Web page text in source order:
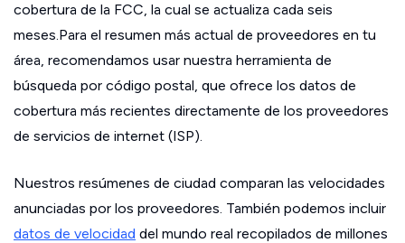
cobertura de la FCC, la cual se actualiza cada seis
meses.Para el resumen más actual de proveedores en tu
área, recomendamos usar nuestra herramienta de
búsqueda por código postal, que ofrece los datos de
cobertura más recientes directamente de los proveedores
de servicios de internet (ISP).
Nuestros resúmenes de ciudad comparan las velocidades
anunciadas por los proveedores. También podemos incluir
datos de velocidad del mundo real recopilados de millones